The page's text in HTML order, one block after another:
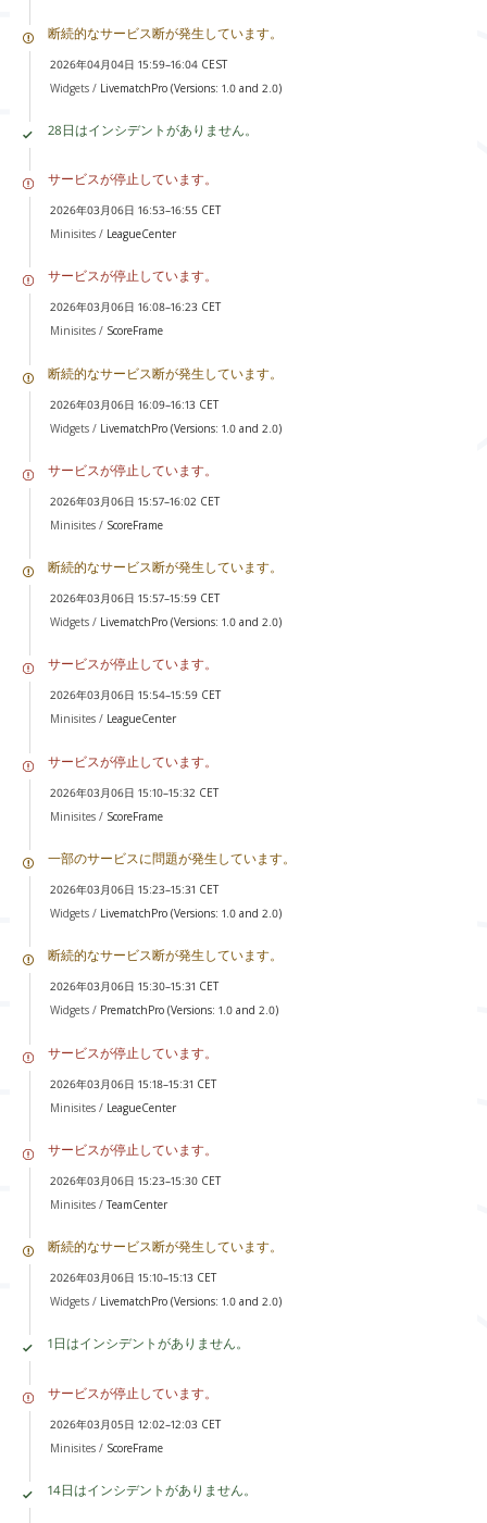
断続的なサービス断が発生しています。
2026年04月04日 15:59–16:04 CEST
Widgets / LivematchPro (Versions: 1.0 and 2.0)
28日はインシデントがありません。
サービスが停止しています。
2026年03月06日 16:53–16:55 CET
Minisites / LeagueCenter
サービスが停止しています。
2026年03月06日 16:08–16:23 CET
Minisites / ScoreFrame
断続的なサービス断が発生しています。
2026年03月06日 16:09–16:13 CET
Widgets / LivematchPro (Versions: 1.0 and 2.0)
サービスが停止しています。
2026年03月06日 15:57–16:02 CET
Minisites / ScoreFrame
断続的なサービス断が発生しています。
2026年03月06日 15:57–15:59 CET
Widgets / LivematchPro (Versions: 1.0 and 2.0)
サービスが停止しています。
2026年03月06日 15:54–15:59 CET
Minisites / LeagueCenter
サービスが停止しています。
2026年03月06日 15:10–15:32 CET
Minisites / ScoreFrame
一部のサービスに問題が発生しています。
2026年03月06日 15:23–15:31 CET
Widgets / LivematchPro (Versions: 1.0 and 2.0)
断続的なサービス断が発生しています。
2026年03月06日 15:30–15:31 CET
Widgets / PrematchPro (Versions: 1.0 and 2.0)
サービスが停止しています。
2026年03月06日 15:18–15:31 CET
Minisites / LeagueCenter
サービスが停止しています。
2026年03月06日 15:23–15:30 CET
Minisites /TeamCenter
断続的なサービス断が発生しています。
2026年03月06日 15:10–15:13 CET
Widgets / LivematchPro (Versions: 1.0 and 2.0)
1日はインシデントがありません。
サービスが停止しています。
2026年03月05日 12:02–12:03 CET
Minisites / ScoreFrame
14日はインシデントがありません。